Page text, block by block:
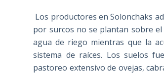
Los productores en Solonchaks
por surcos no se plantan sobre el
agua de riego mientras que la
sistema de raíces. Los suelos
pastoreo extensivo de ovejas,